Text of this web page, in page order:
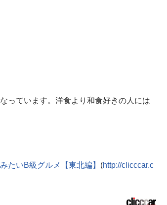
っています。洋食より和食好きの人には
たいB級グルメ【東北編】 (http://clicccar.c